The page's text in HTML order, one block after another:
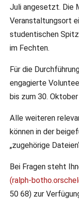
Juli angesetzt. Die
Veranstaltungsort
studentischen
im Fechten.
Für die
engagierte
bis zum 30.
Alle weiteren
können in der
„zugehörige
Bei Fragen steht
(ralph-
50 68) zur